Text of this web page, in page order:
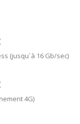
(jusqu´à 16 Gb/sec)
4G)